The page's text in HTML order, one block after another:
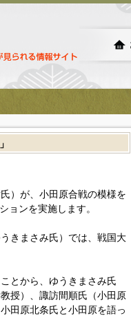
）が、小田原合戦の模様を
ョンを実施します。
きまさみ氏）では、戦国大
とから、ゆうきまさみ氏
授）、諏訪間順氏（小田原
田原北条氏と小田原を語っ